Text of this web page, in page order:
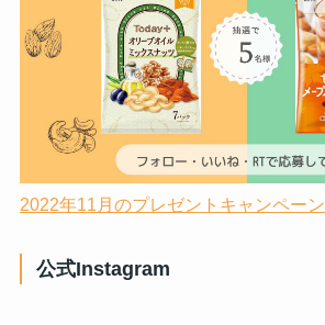
2022年11月のプレゼントキャンペーン
公式Instagram